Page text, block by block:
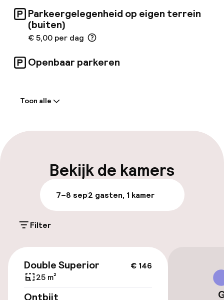
Parkeergelegenheid op eigen terrein
(buiten)
€ 5,00 per dag
Openbaar parkeren
Vroeg inchecken mogelijk
Bagageruimte
Parkeren & mobiliteit
(buiten)
€ 5,00 per dag
Toon alle
Bekijk de kamers
7–8 sep2 gasten, 1 kamer
Filter
€ 146
Double Superior
25 m²
Ontbijt